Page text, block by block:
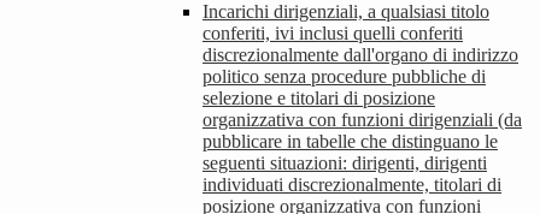
Incarichi dirigenziali, a qualsiasi titolo
conferiti, ivi inclusi quelli conferiti
discrezionalmente dall'organo di indirizzo
politico senza procedure pubbliche di
selezione e titolari di posizione
organizzativa con funzioni dirigenziali (da
pubblicare in tabelle che distinguano le
seguenti situazioni: dirigenti, dirigenti
individuati discrezionalmente, titolari di
posizione organizzativa con funzioni